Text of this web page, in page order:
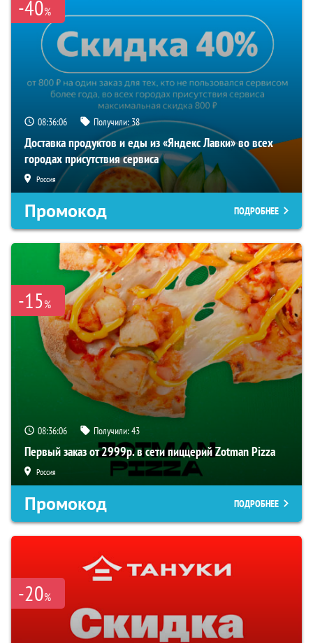
-40%
08:36:05 Получили:38
Доставка продуктов и еды из «Яндекс Лавки» во всех
городах присутствия сервиса
Россия
Промокод ПОДРОБНЕЕ
-15%
08:36:05 Получили:43
Первый заказ от 2999р. в сети пиццерий Zotman Pizza
Россия
Промокод ПОДРОБНЕЕ
-20%